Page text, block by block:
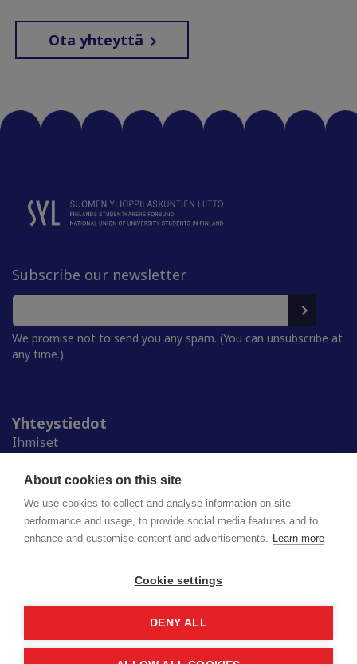
About cookies on this site
We use cookies to collect and analyse information on site
performance and usage, to provide social media features and to
enhance and customise content and advertisements. Learn more
Cookie settings
DENY ALL
Ota yhteyttä
Subscribe our newsletter
We promise not to send you any spam. (You can unsubscribe at
any time.)
Yhteystiedot
Ihmiset
Ylioppilaskunnat
Alumnille
Suomen ylioppilaskuntien liitto (SYL) ry
Privacy policy
Saavutettavuusseloste